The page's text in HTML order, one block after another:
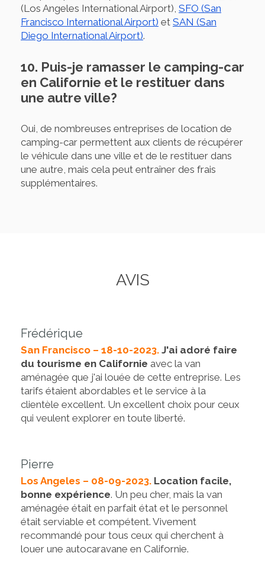
(Los Angeles International Airport), SFO (San
Francisco International Airport) et SAN (San
Diego International Airport).
10. Puis-je ramasser le camping-car
en Californie et le restituer dans
une autre ville?
Oui, de nombreuses entreprises de location de
camping-car permettent aux clients de récupérer
le véhicule dans une ville et de le restituer dans
une autre, mais cela peut entraîner des frais
supplémentaires.
AVIS
Frédérique
San Francisco – 18-10-2023. J'ai adoré faire
du tourisme en Californie avec la van
aménagée que j'ai louée de cette entreprise. Les
tarifs étaient abordables et le service à la
clientèle excellent. Un excellent choix pour ceux
qui veulent explorer en toute liberté.
Pierre
Los Angeles – 08-09-2023. Location facile,
bonne expérience. Un peu cher, mais la van
aménagée était en parfait état et le personnel
était serviable et compétent. Vivement
recommandé pour tous ceux qui cherchent à
louer une autocaravane en Californie.